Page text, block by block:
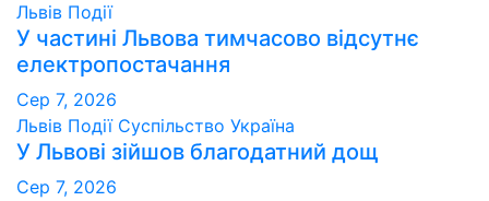
Львів Події
У частині Львова тимчасово відсутнє
електропостачання
Сер 7, 2026
Львів Події Суспільство Україна
У Львові зійшов благодатний дощ
Сер 7, 2026